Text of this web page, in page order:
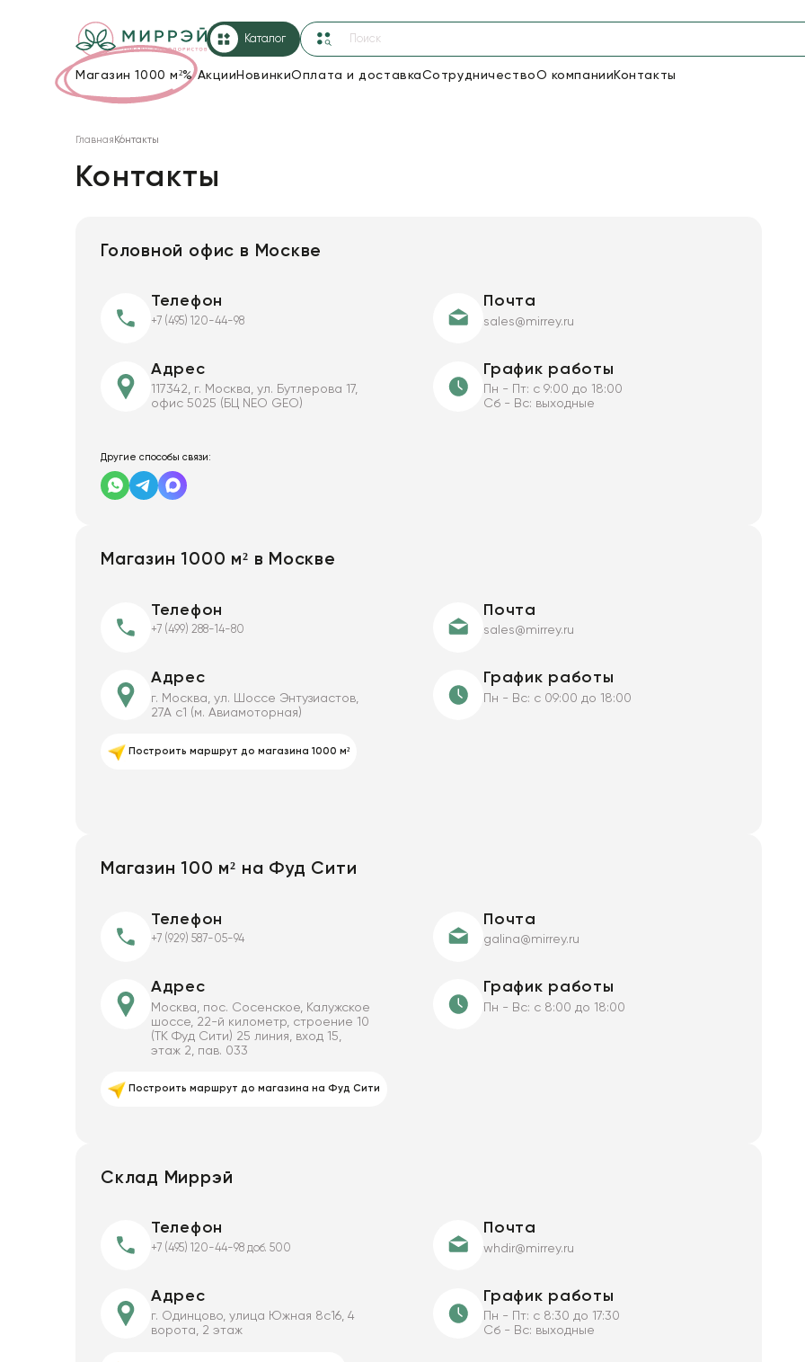
Каталог
Магазин 1000 м²%Акции НовинкиОплата и доставкаСотрудничествоО компании Контакты
Корзины и плетеные изделия
Пакеты для цветов и подарков
Искусственные цветы и растения
Фоамиран
Игрушки мягкие
Сухоцветы
Главная Контакты
Контакты
Головной офис в Москве
Телефон
+7 (495) 120-44-98
Почта
sales@mirrey.ru
Адрес
117342, г. Москва, ул. Бутлерова 17,
офис 5025 (БЦ NEO GEO)
График работы
Пн - Пт: с 9:00 до 18:00
Сб - Вс: выходные
Другие способы связи:
Магазин 1000 м² в Москве
Телефон
+7 (499) 288-14-80
Почта
sales@mirrey.ru
Адрес
г. Москва, ул. Шоссе Энтузиастов,
27А с1 (м. Авиамоторная)
График работы
Пн - Вс: с 09:00 до 18:00
Построить маршрут до магазина 1000 м²
Магазин 100 м² на Фуд Сити
Телефон
+7 (929) 587-05-94
Почта
galina@mirrey.ru
Адрес
Москва, пос. Сосенское, Калужское
шоссе, 22-й километр, строение 10
(ТК Фуд Сити) 25 линия, вход 15,
этаж 2, пав. 033
График работы
Пн - Вс: с 8:00 до 18:00
Построить маршрут до магазина на Фуд Сити
Склад Миррэй
Телефон
+7 (495) 120-44-98 доб. 500
Почта
whdir@mirrey.ru
Адрес
г. Одинцово, улица Южная 8с16, 4
ворота, 2 этаж
График работы
Пн - Пт: с 8:30 до 17:30
Сб - Вс: выходные